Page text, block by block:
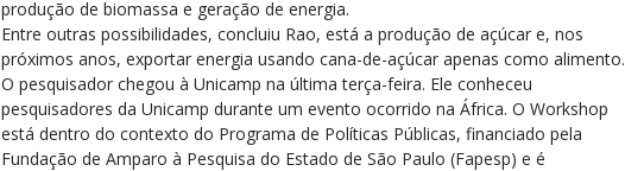
produção de biomassa e geração de energia.
Entre outras possibilidades, concluiu Rao, está a produção de açúcar e, nos
próximos anos, exportar energia usando cana-de-açúcar apenas como alimento.
O pesquisador chegou à Unicamp na última terça-feira. Ele conheceu
pesquisadores da Unicamp durante um evento ocorrido na África. O Workshop
está dentro do contexto do Programa de Políticas Públicas, financiado pela
Fundação de Amparo à Pesquisa do Estado de São Paulo (Fapesp) e é